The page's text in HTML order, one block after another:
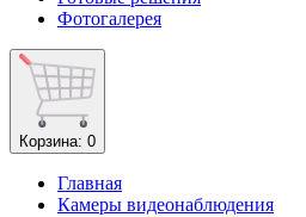
Фотогалерея
Корзина: 0
Главная
Камеры видеонаблюдения